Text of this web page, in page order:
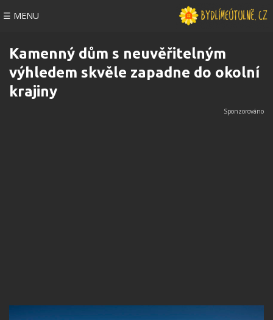
☰ MENU
Kamenný dům s neuvěřitelným
výhledem skvěle zapadne do okolní
krajiny